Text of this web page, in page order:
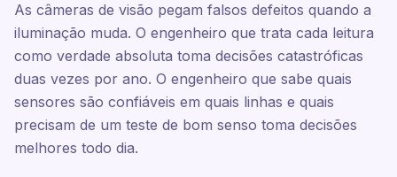
As câmeras de visão pegam falsos defeitos quando a
iluminação muda. O engenheiro que trata cada leitura
como verdade absoluta toma decisões catastróficas
duas vezes por ano. O engenheiro que sabe quais
sensores são confiáveis em quais linhas e quais
precisam de um teste de bom senso toma decisões
melhores todo dia.